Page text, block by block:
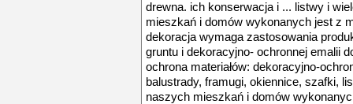
drewna. ich konserwacja i ... listwy i
mieszkań i domów wykonanych jest z
dekoracja wymaga zastosowania
gruntu i dekoracyjno- ochronnej emalii
ochrona materiałów: dekoracyjno-
balustrady, framugi, okiennice, szafki,
naszych mieszkań i domów